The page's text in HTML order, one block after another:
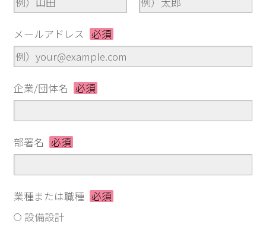
メールアドレス 必須
企業/団体名 必須
部署名 必須
業種または職種 必須
設備設計